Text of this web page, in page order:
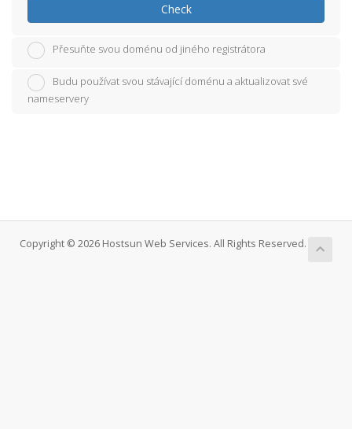
Check
Přesuňte svou doménu od jiného registrátora
Budu používat svou stávající doménu a aktualizovat své
nameservery
Copyright © 2026 Hostsun Web Services. All Rights Reserved.